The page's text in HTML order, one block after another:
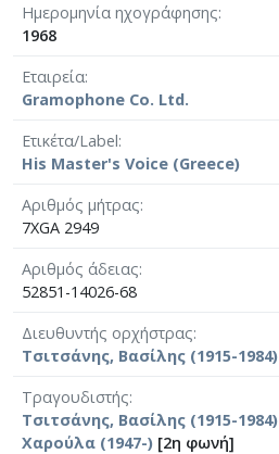
Ημερομηνία ηχογράφησης
1968
Εταιρεία
Gramophone Co. Ltd.
Ετικέτα/Label
His Master's Voice (Greece)
Αριθμός μήτρας
7XGA 2949
Αριθμός άδειας
52851-14026-68
Διευθυντής ορχήστρας
Τσιτσάνης, Βασίλης (1915-1984)
Τραγουδιστής
Τσιτσάνης, Βασίλης (1915-1984)
Χαρούλα (1947-) [2η φωνή]